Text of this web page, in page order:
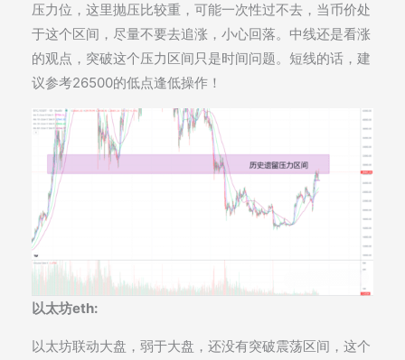
压力位，这里抛压比较重，可能一次性过不去，当币价处
于这个区间，尽量不要去追涨，小心回落。中线还是看涨
的观点，突破这个压力区间只是时间问题。短线的话，建
议参考26500的低点逢低操作！
以太坊eth:
以太坊联动大盘，弱于大盘，还没有突破震荡区间，这个